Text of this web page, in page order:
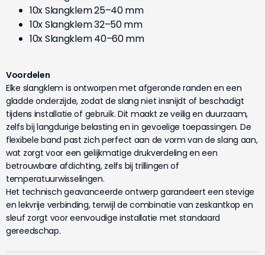
10x Slangklem 25–40 mm
10x Slangklem 32–50 mm
10x Slangklem 40–60 mm
Voordelen
Elke slangklem is ontworpen met afgeronde randen en een
gladde onderzijde, zodat de slang niet insnijdt of beschadigt
tijdens installatie of gebruik. Dit maakt ze veilig en duurzaam,
zelfs bij langdurige belasting en in gevoelige toepassingen. De
flexibele band past zich perfect aan de vorm van de slang aan,
wat zorgt voor een gelijkmatige drukverdeling en een
betrouwbare afdichting, zelfs bij trillingen of
temperatuurwisselingen.
Het technisch geavanceerde ontwerp garandeert een stevige
en lekvrije verbinding, terwijl de combinatie van zeskantkop en
sleuf zorgt voor eenvoudige installatie met standaard
gereedschap.